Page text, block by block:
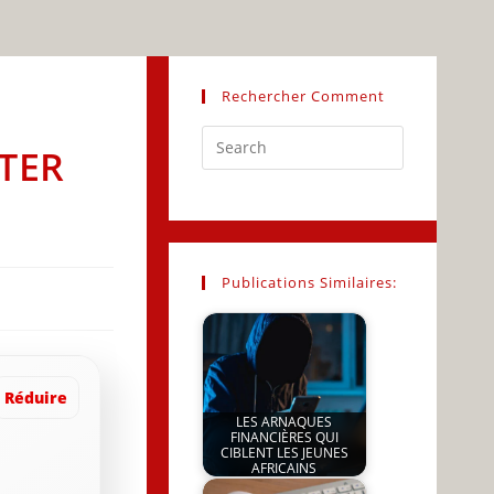
Réduire
Rechercher Comment
Escape
close
the
Publications Similaires:
LES ARNAQUES
FINANCIÈRES QUI
CIBLENT LES JEUNES
AFRICAINS
by